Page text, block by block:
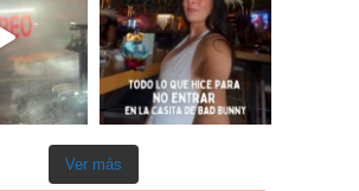
Ver más